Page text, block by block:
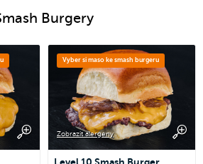
Burgery
Vyber si maso ke smash burgeru
Zobrazit alergeny